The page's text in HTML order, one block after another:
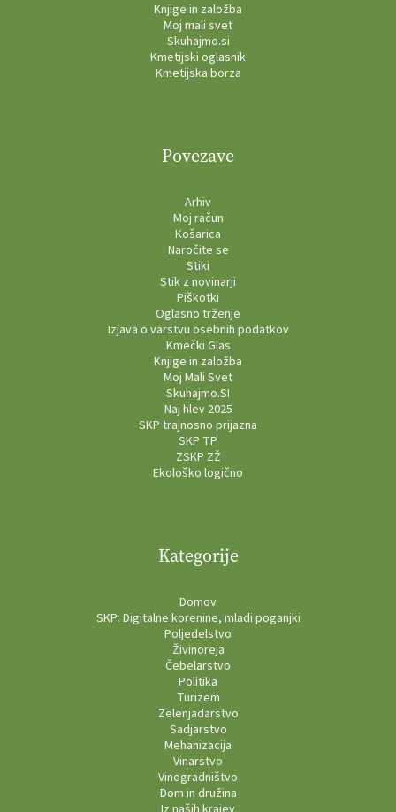
Knjige in založba
Moj mali svet
Skuhajmo.si
Kmetijski oglasnik
Kmetijska borza
Povezave
Arhiv
Moj račun
Košarica
Naročite se
Stiki
Stik z novinarji
Piškotki
Oglasno trženje
Izjava o varstvu osebnih podatkov
Kmečki Glas
Knjige in založba
Moj Mali Svet
Skuhajmo.SI
Naj hlev 2025
SKP trajnosno prijazna
SKP TP
ZSKP ZŽ
Ekološko logično
Kategorije
Domov
SKP: Digitalne korenine, mladi poganjki
Poljedelstvo
Živinoreja
Čebelarstvo
Politika
Turizem
Zelenjadarstvo
Sadjarstvo
Mehanizacija
Vinarstvo
Vinogradništvo
Dom in družina